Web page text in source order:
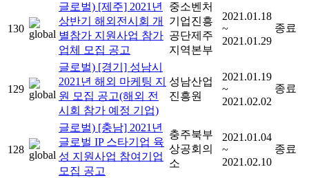
130
글로벌) [제주] 2021년
상반기 해외전시회 개
별참가 지원사업 참가
업체 모집 공고
중소벤처
기업진흥
공단제주
지역본부
2021.01.18
~
2021.01.29
종료
129
글로벌) [경기] 성남시
2021년 해외 마케팅 지
원 모집 공고(해외 전
시회 참가 예정 기업)
성남산업
진흥원
2021.01.19
~
2021.02.02
종료
128
글로벌) [충남] 2021년
글로벌 IP 스타기업 육
성 지원사업 참여기업
모집 공고
충주북부
상공회의
소
2021.01.04
~
2021.02.10
종료